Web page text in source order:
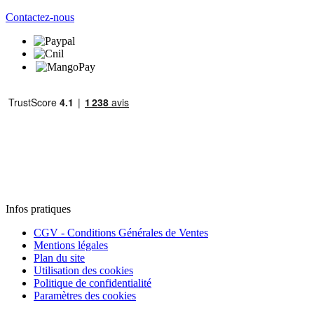
Contactez-nous
Infos pratiques
CGV - Conditions Générales de Ventes
Mentions légales
Plan du site
Utilisation des cookies
Politique de confidentialité
Paramètres des cookies